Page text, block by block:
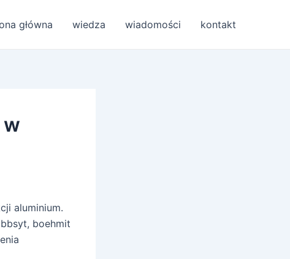
główna wiedza wiadomości kontakt
aluminium.
boehmit